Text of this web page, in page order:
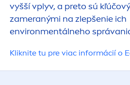
vyšší vplyv, a preto sú
zameranými na zlepšenie ich
environmentálneho
Kliknite tu pre viac informácií o